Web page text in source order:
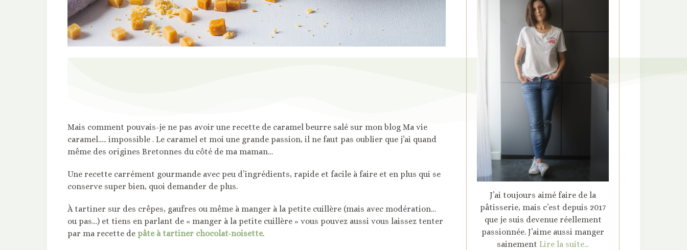
Mais comment pouvais-je ne pas avoir une recette de caramel beurre salé sur mon blog Ma vie
caramel….. impossible . Le caramel et moi une grande passion, il ne faut pas oublier que j’ai quand
même des origines Bretonnes du côté de ma maman…
Une recette carrément gourmande avec peu d’ingrédients, rapide et facile à faire et en plus qui se
conserve super bien, quoi demander de plus.
À tartiner sur des crêpes, gaufres ou même à manger à la petite cuillère (mais avec modération…
ou pas…) et tiens en parlant de « manger à la petite cuillère » vous pouvez aussi vous laissez tenter
par ma recette de pâte à tartiner chocolat-noisette.
J’ai toujours aimé faire de la
pâtisserie, mais c’est depuis 2017
que je suis devenue réellement
passionnée. J’aime aussi manger
sainement Lire la suite...